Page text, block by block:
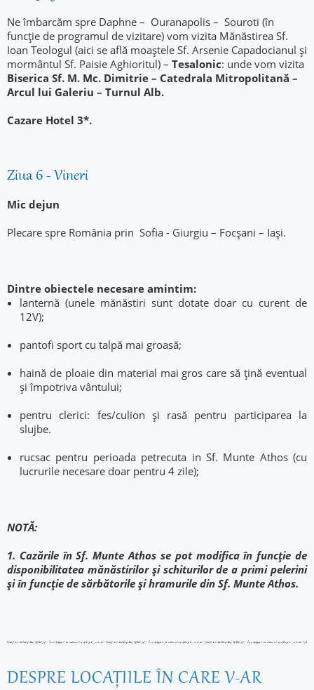
Ne îmbarcăm spre Daphne – Ouranapolis – Souroti (în
funcție de programul de vizitare) vom vizita Mănăstirea Sf.
Ioan Teologul (aici se află moaștele Sf. Arsenie Capadocianul și
mormântul Sf. Paisie Aghioritul) – Tesalonic: unde vom vizita
Biserica Sf. M. Mc. Dimitrie – Catedrala Mitropolitană –
Arcul lui Galeriu – Turnul Alb.
Cazare Hotel 3*.
Ziua 6 - Vineri
Mic dejun
Plecare spre România prin Sofia - Giurgiu – Focșani – Iași.
Dintre obiectele necesare amintim:
lanternă (unele mănăstiri sunt dotate doar cu curent de
12V);
pantofi sport cu talpă mai groasă;
haină de ploaie din material mai gros care să țină eventual
și împotriva vântului;
pentru clerici: fes/culion şi rasă pentru participarea la
slujbe.
rucsac pentru perioada petrecuta in Sf. Munte Athos (cu
lucrurile necesare doar pentru 4 zile);
NOTĂ:
1. Cazările în Sf. Munte Athos se pot modifica în funcție de
disponibilitatea mănăstirilor și schiturilor de a primi pelerini
și în funcție de sărbătorile și hramurile din Sf. Munte Athos.
DESPRE LOCAŢIILE ÎN CARE V-AR